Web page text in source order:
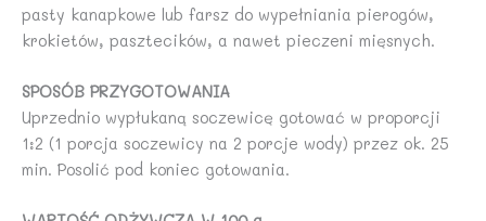
pasty kanapkowe lub farsz do wypełniania pierogów,
krokietów, pasztecików, a nawet pieczeni mięsnych.
SPOSÓB PRZYGOTOWANIA
Uprzednio wypłukaną soczewicę gotować w proporcji
1:2 (1 porcja soczewicy na 2 porcje wody) przez ok. 25
min. Posolić pod koniec gotowania.